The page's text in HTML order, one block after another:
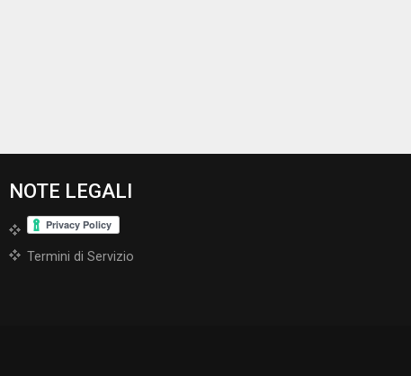
NOTE LEGALI
Termini di Servizio